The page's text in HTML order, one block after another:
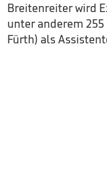
Breitenreiter wird
unter anderem
Fürth) als